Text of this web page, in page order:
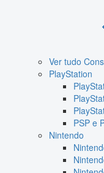
Ver tudo
PlayStation
PSP e
Nintendo